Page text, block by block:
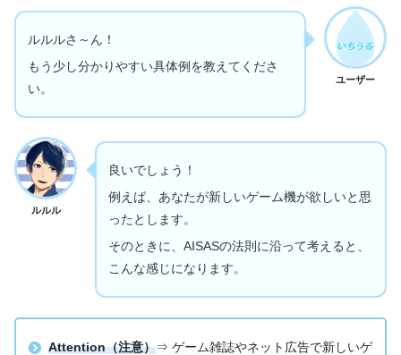
ユーザー
ルルルさ～ん！
もう少し分かりやすい具体例を教えてくださ
い。
ルルル
良いでしょう！
例えば、あなたが新しいゲーム機が欲しいと思
ったとします。
そのときに、AISASの法則に沿って考えると、
こんな感じになります。
Attention（注意）⇒ ゲーム雑誌やネット広告で新しいゲ